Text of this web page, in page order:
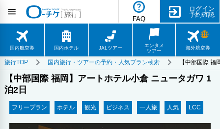
FAQ
ログイン
予約確認
国内航空券 国内ホテル JALツアー
エンタメ
ツアー
海外航空券
旅行TOP 国内旅行・ツアーの予約・人気プラン検索 【中部国際
【中部国際 福岡】アートホテル小倉 ニュータガワ 1
泊2日
フリープラン ホテル 観光 ビジネス 一人旅 人気 LCC